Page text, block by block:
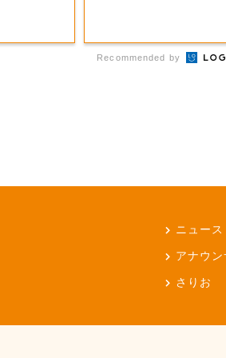
Recommended by
ニュース
アナウ
さりお